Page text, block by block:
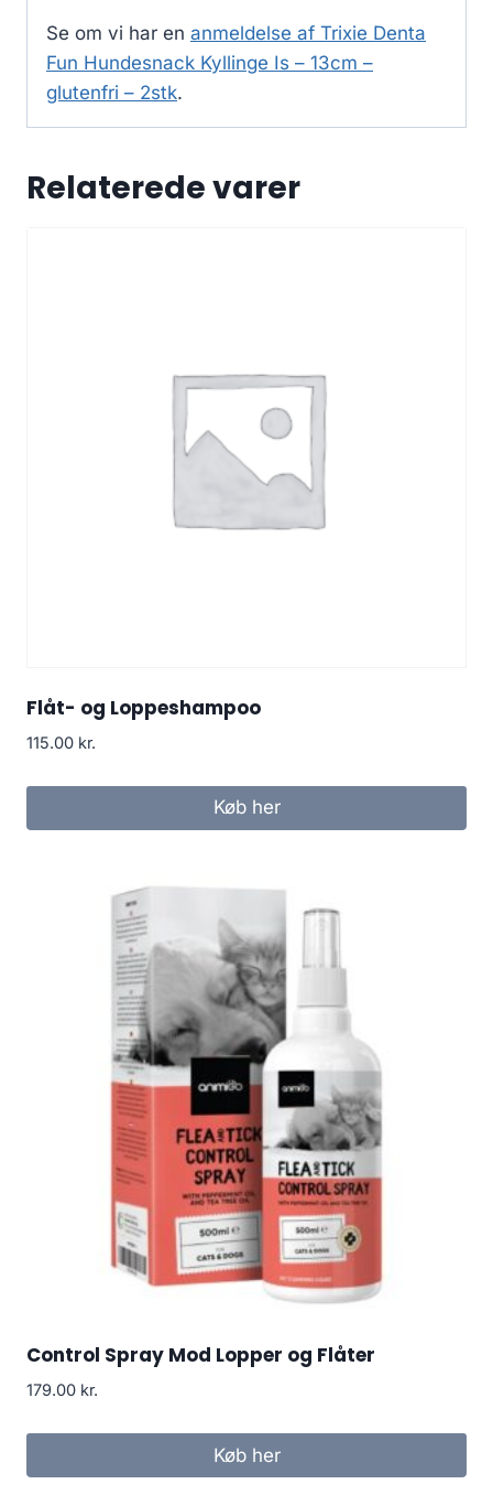
Se om vi har en anmeldelse af Trixie Denta
Fun Hundesnack Kyllinge Is – 13cm –
glutenfri – 2stk.
Relaterede varer
Flåt- og Loppeshampoo
115.00 kr.
Køb her
Control Spray Mod Lopper og Flåter
179.00 kr.
Køb her